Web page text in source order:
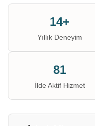
14+
Yıllık Deneyim
81
İlde Aktif Hizmet